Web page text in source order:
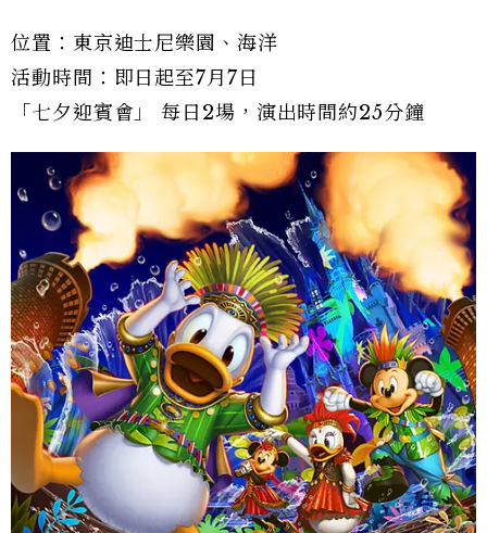
位置：東京迪士尼樂園、海洋
活動時間：即日起至7月7日
「七夕迎賓會」 每日2場，演出時間約25分鐘